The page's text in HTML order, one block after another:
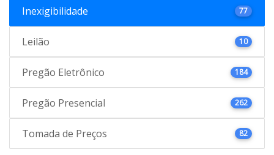
Inexigibilidade 77
Leilão 10
Pregão Eletrônico 184
Pregão Presencial 262
Tomada de Preços 82